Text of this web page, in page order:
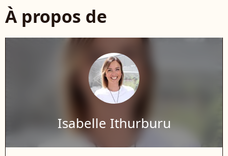
À propos de
Isabelle Ithurburu